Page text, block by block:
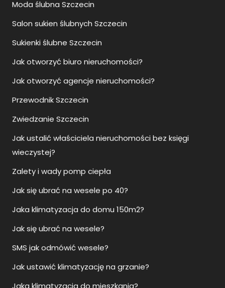
Sukienki ślubne Szczecin
Jak otworzyć biuro nieruchomości?
Jak otworzyć agencje nieruchomości?
Przewodnik Szczecin
Zwiedzanie Szczecin
Jak ustalić właściciela nieruchomości bez księgi
wieczystej?
Zalety i wady pomp ciepła
Jak się ubrać na wesele po 40?
Jaka klimatyzacja do domu 150m2?
Jak się ubrać na wesele?
SMS jak odmówić wesele?
Jak ustawić klimatyzację na grzanie?
Jaka klimatyzacja do mieszkania?
Jak się ubrać na wesele mężczyzna na sportowo?